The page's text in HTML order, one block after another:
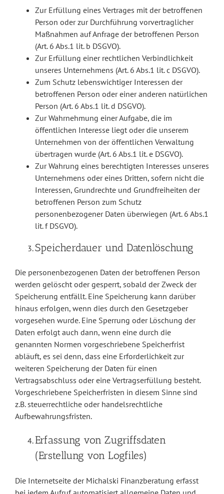
Zur Erfüllung eines Vertrages mit der betroffenen
Person oder zur Durchführung vorvertraglicher
Maßnahmen auf Anfrage der betroffenen Person
(Art. 6 Abs.1 lit. b DSGVO).
Zur Erfüllung einer rechtlichen Verbindlichkeit
unseres Unternehmens (Art. 6 Abs.1 lit. c DSGVO).
Zum Schutz lebenswichtiger Interessen der
betroffenen Person oder einer anderen natürlichen
Person (Art. 6 Abs.1 lit. d DSGVO).
Zur Wahrnehmung einer Aufgabe, die im
öffentlichen Interesse liegt oder die unserem
Unternehmen von der öffentlichen Verwaltung
übertragen wurde (Art. 6 Abs.1 lit. e DSGVO).
Zur Wahrung eines berechtigten Interesses unseres
Unternehmens oder eines Dritten, sofern nicht die
Interessen, Grundrechte und Grundfreiheiten der
betroffenen Person zum Schutz
personenbezogener Daten überwiegen (Art. 6 Abs.1
lit. f DSGVO).
Speicherdauer und Datenlöschung
Die personenbezogenen Daten der betroffenen Person
werden gelöscht oder gesperrt, sobald der Zweck der
Speicherung entfällt. Eine Speicherung kann darüber
hinaus erfolgen, wenn dies durch den Gesetzgeber
vorgesehen wurde. Eine Sperrung oder Löschung der
Daten erfolgt auch dann, wenn eine durch die
genannten Normen vorgeschriebene Speicherfrist
abläuft, es sei denn, dass eine Erforderlichkeit zur
weiteren Speicherung der Daten für einen
Vertragsabschluss oder eine Vertragserfüllung besteht.
Vorgeschriebene Speicherfristen in diesem Sinne sind
z.B. steuerrechtliche oder handelsrechtliche
Aufbewahrungsfristen.
Erfassung von Zugriffsdaten
(Erstellung von Logfiles)
Die Internetseite der Michalski Finanzberatung erfasst